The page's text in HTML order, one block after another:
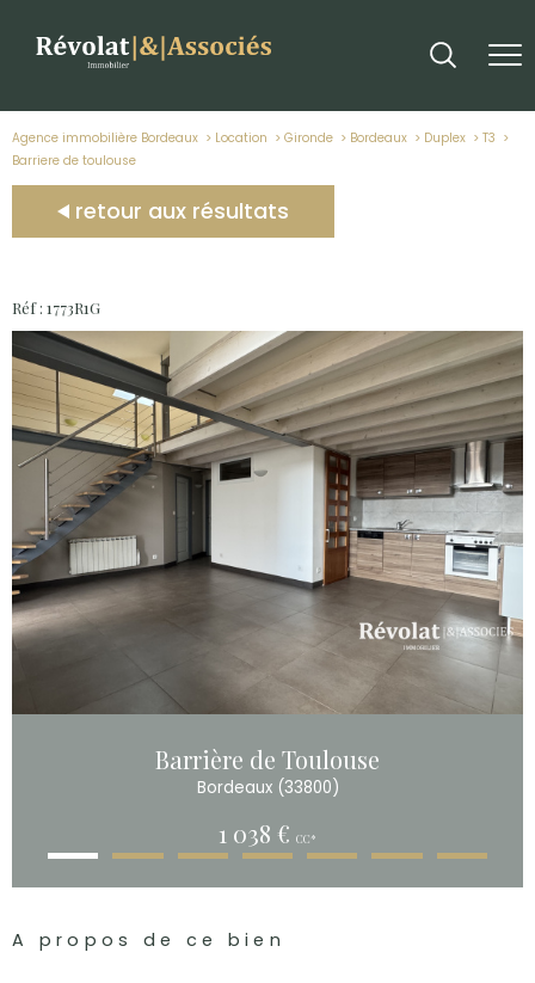
Agence immobilière Bordeaux Location Gironde Bordeaux Duplex
T3
barriere de toulouse
retour aux résultats
Réf : 1773R1G
Barrière de Toulouse
Bordeaux (33800)
1 038 € CC*
A propos de ce bien